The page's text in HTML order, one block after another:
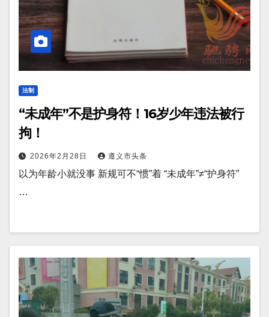
法制
“未成年”不是护身符！16岁少年违法被行
拘！
2026年2月28日 遵义市头条
以为年龄小就没事 新规可不“惯”着 “未成年”≠“护身符”
…